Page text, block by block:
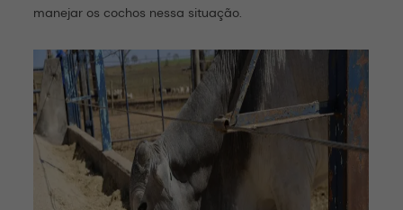
manejar os cochos nessa situação.